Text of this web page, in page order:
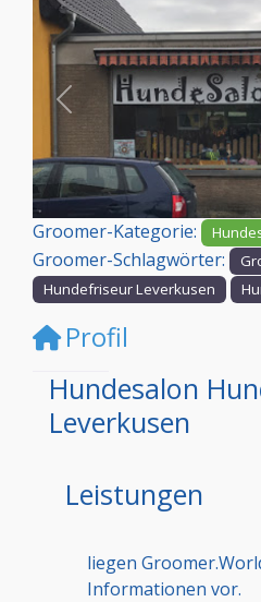
Vorheriges
Groomer-Kategorie:
Groomer-Schlagwörter:
Hundefriseur Leverkusen
Profil
Hundesalon
Leverkusen
Leistungen
liegen
Informationen vor.